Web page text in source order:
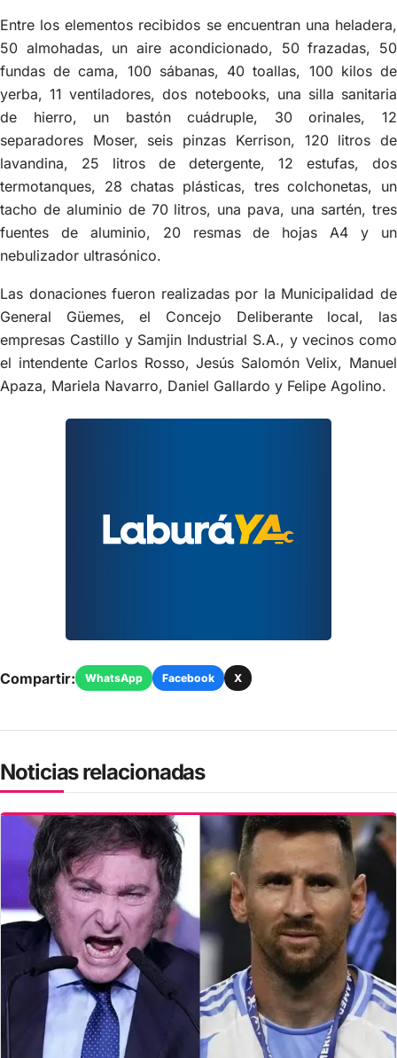
Entre los elementos recibidos se encuentran una heladera,
50 almohadas, un aire acondicionado, 50 frazadas, 50
fundas de cama, 100 sábanas, 40 toallas, 100 kilos de
yerba, 11 ventiladores, dos notebooks, una silla sanitaria
de hierro, un bastón cuádruple, 30 orinales, 12
separadores Moser, seis pinzas Kerrison, 120 litros de
lavandina, 25 litros de detergente, 12 estufas, dos
termotanques, 28 chatas plásticas, tres colchonetas, un
tacho de aluminio de 70 litros, una pava, una sartén, tres
fuentes de aluminio, 20 resmas de hojas A4 y un
nebulizador ultrasónico.
Las donaciones fueron realizadas por la Municipalidad de
General Güemes, el Concejo Deliberante local, las
empresas Castillo y Samjin Industrial S.A., y vecinos como
el intendente Carlos Rosso, Jesús Salomón Velix, Manuel
Apaza, Mariela Navarro, Daniel Gallardo y Felipe Agolino.
Compartir: WhatsApp Facebook X
Noticias relacionadas